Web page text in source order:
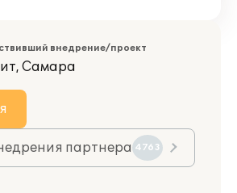
внедрение/проект
Самара
партнера 4763